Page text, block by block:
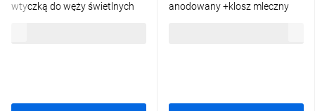
wtyczką do węży świetlnych
anodowany +klosz mleczny